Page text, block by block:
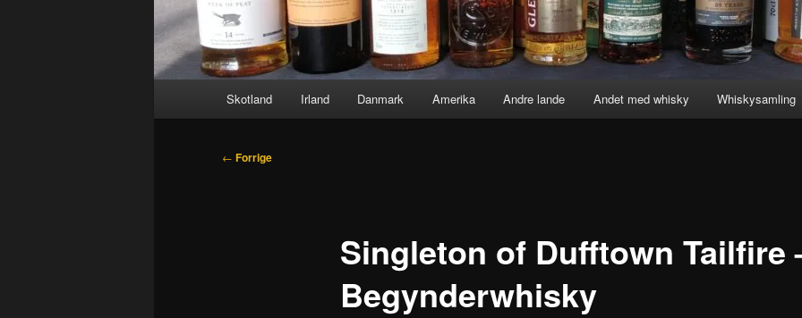
Skotland Irland Danmark Amerika Andre lande Andet med whisky Whiskysamling
Indlægsnavigation
← Forrige
Singleton of Dufftown Tailfire
Begynderwhisky